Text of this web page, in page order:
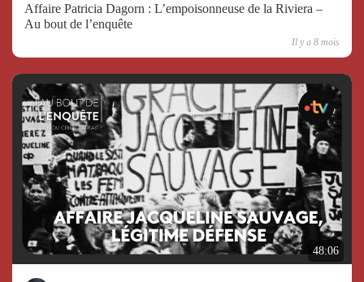
Affaire Patricia Dagorn : L’empoisonneuse de la Riviera –
Au bout de l’enquête
Il y a 8 mois
48:06